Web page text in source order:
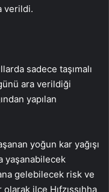
verildi.
sadece taşımalı
ara verildiği
yapılan
yoğun kar yağışı
yaşanabilecek
gelebilecek risk ve
ilçe Hıfzıssıhha